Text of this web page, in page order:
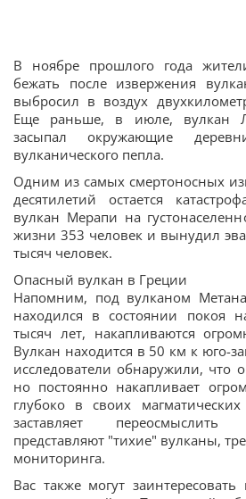
В ноябре прошлого года
бежать после извержения
выбросил в воздух
Еще раньше, в июле, вулкан
засыпал окружающие
вулканического пепла.
Одним из самых смертоносных
десятилетий остается
вулкан Мерапи на
жизни 353 человек и вынудил
тысяч человек.
Опасный вулкан в Греции
Напомним, под вулканом
находился в состоянии покоя
тысяч лет, накапливаются
Вулкан находится в 50 км к юго-
исследователи обнаружили, что
но постоянно накапливает
глубоко в своих
заставляет
представляют "тихие" вулканы,
мониторинга.
Вас также могут